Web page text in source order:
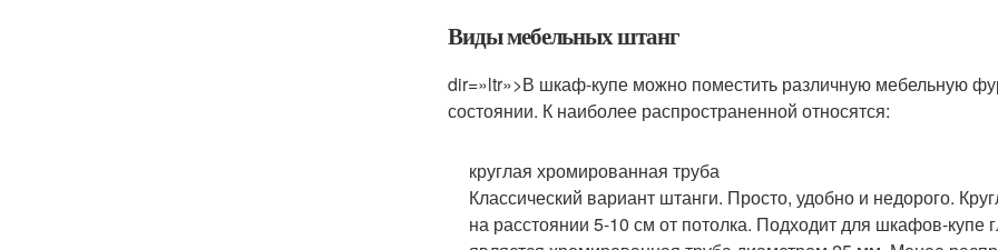
Виды мебельных штанг
dir=»ltr»>В шкаф-купе можно поместить различную мебельную
состоянии. К наиболее распространенной относятся:
круглая хромированная труба
Классический вариант штанги. Просто, удобно и недорого.
на расстоянии 5-10 см от потолка. Подходит для шкафов-